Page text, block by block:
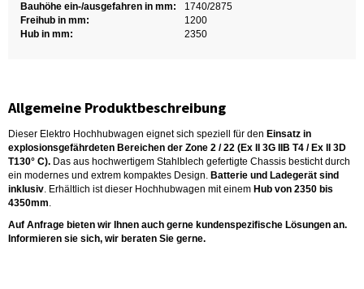
Bauhöhe ein-/ausgefahren in mm:
1740/2875
Freihub in mm:
1200
Hub in mm:
2350
Allgemeine Produktbeschreibung
Dieser Elektro Hochhubwagen eignet sich speziell für den Einsatz in
explosionsgefährdeten Bereichen der Zone 2 / 22 (Ex II 3G IIB T4 / Ex II 3D
T130° C). Das aus hochwertigem Stahlblech gefertigte Chassis besticht durch
ein modernes und extrem kompaktes Design. Batterie und Ladegerät sind
inklusiv. Erhältlich ist dieser Hochhubwagen mit einem Hub von 2350 bis
4350mm.
Auf Anfrage bieten wir Ihnen auch gerne kundenspezifische Lösungen an.
Informieren sie sich, wir beraten Sie gerne.